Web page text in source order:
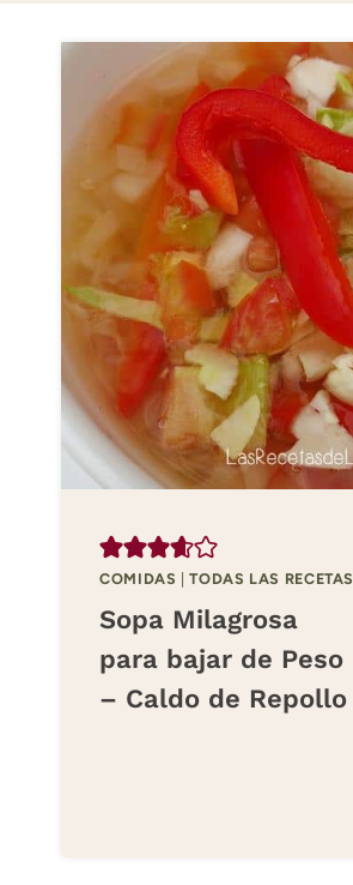
COMIDAS |TODAS LAS RECETAS
Sopa Milagrosa
para bajar de Peso
– Caldo de Repollo